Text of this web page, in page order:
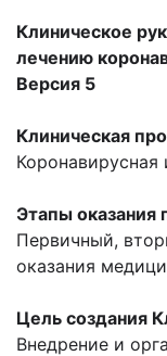
Клиническое
лечению
Версия 5
Клиническая
Коронавирусная
Этапы
Первичный,
оказания
Цель создания
Внедрение и